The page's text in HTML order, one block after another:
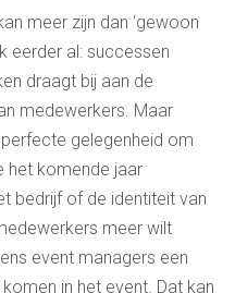
meer zijn dan ‘gewoon
eerder al: successen
draagt bij aan de
medewerkers. Maar
gelegenheid om
het komende jaar
bedrijf of de identiteit van
meer wilt
event managers een
in het event. Dat kan